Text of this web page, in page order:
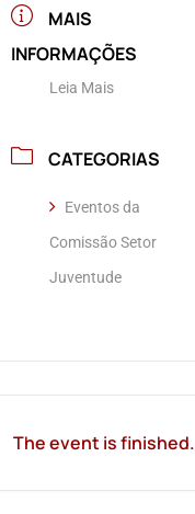
MAIS
INFORMAÇÕES
Leia Mais
CATEGORIAS
Eventos da
Comissão Setor
Juventude
The event is finished.